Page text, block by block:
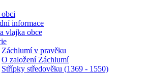
informace
vlajka obce
Záchlumí v pravěku
O založení Záchlumí
Střípky středověku (1369 - 1550)